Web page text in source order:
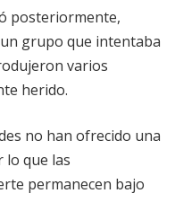
posteriormente,
grupo que intentaba
varios
herido.
no han ofrecido una
lo que las
permanecen bajo